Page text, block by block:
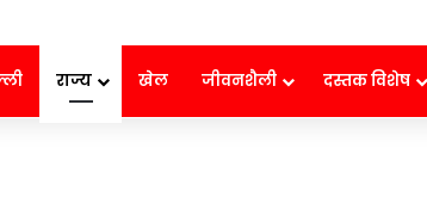
राज्य खेल जीवनशैली दस्तक विशेष